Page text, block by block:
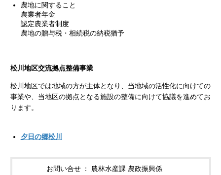
農地に関すること
農業者年金
認定農業者制度
農地の贈与税・相続税の納税猶予
松川地区交流拠点整備事業
松川地区では地域の方が主体となり、当地域の活性化に向けての
事業や、当地区の拠点となる施設の整備に向けて協議を進めてお
ります。
夕日の郷松川
お問い合せ
農林水産課 農政振興係